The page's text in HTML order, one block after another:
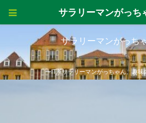
サラリーマンがっち
〜IT系サラリーマンがっちゃん、趣味
サラリーマンがっち